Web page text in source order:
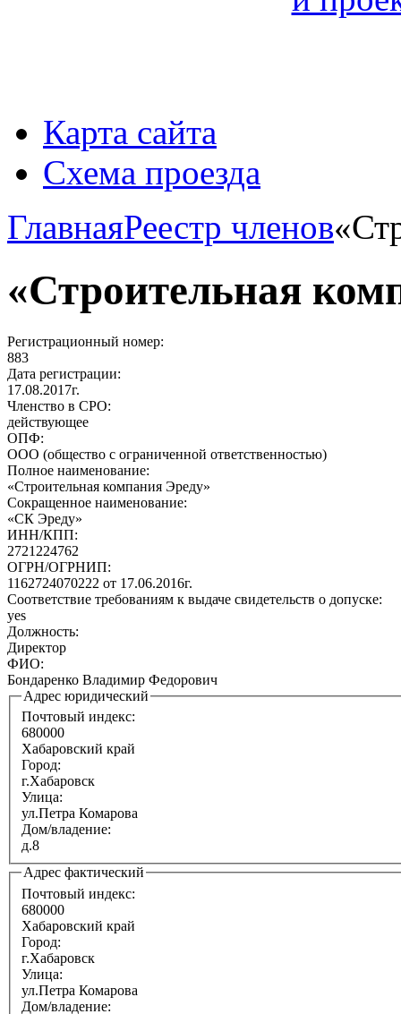
Карта сайта
Схема проезда
ГлавнаяРеестр членов
«Строительная
Регистрационный номер:
883
Дата регистрации:
17.08.2017г.
Членство в СРО:
действующее
ОПФ:
ООО (общество с ограниченной ответственностью)
Полное наименование:
«Строительная компания Эреду»
Сокращенное наименование:
«СК Эреду»
ИНН/КПП:
2721224762
ОГРН/ОГРНИП:
1162724070222 от 17.06.2016г.
Соответствие требованиям к выдаче свидетельств о допуске:
yes
Должность:
Директор
ФИО:
Бондаренко Владимир Федорович
Адрес юридический
Почтовый индекс:
680000
Хабаровский край
Город:
г.Хабаровск
Улица:
ул.Петра Комарова
Дом/владение:
д.8
Адрес фактический
Почтовый индекс:
680000
Хабаровский край
Город:
г.Хабаровск
Улица:
ул.Петра Комарова
Дом/владение: